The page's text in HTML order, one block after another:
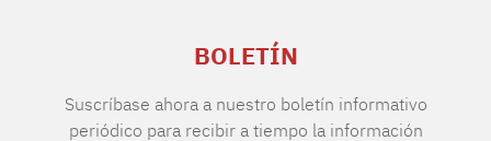
BOLETÍN
Suscríbase ahora a nuestro boletín informativo
periódico para recibir a tiempo la información